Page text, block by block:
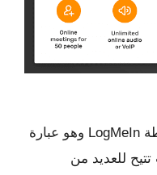
تم تطوير Join.me بالفعل بواسطة LogMeIn وهو عبارة
للعديد من